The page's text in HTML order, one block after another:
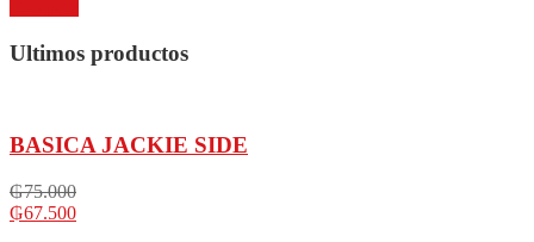
Ultimos productos
BASICA JACKIE SIDE
₲75.000
₲67.500